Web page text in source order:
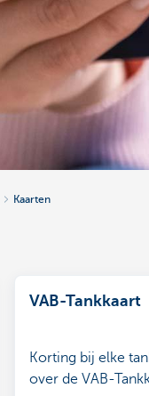
Kaarten
VAB-Tankkaart
Korting bij elke
over de VAB-